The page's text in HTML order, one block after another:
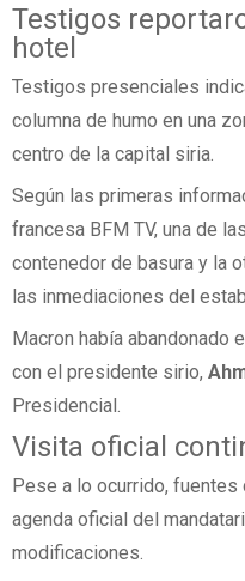
Testigos
hotel
Testigos presenciales
columna de humo en una
centro de la capital siria.
Según las primeras
francesa BFM TV, una de
contenedor de basura y la
las inmediaciones del
Macron había abandonado
con el presidente sirio,
Presidencial.
Visita oficial
Pese a lo ocurrido, fuentes
agenda oficial del
modificaciones.